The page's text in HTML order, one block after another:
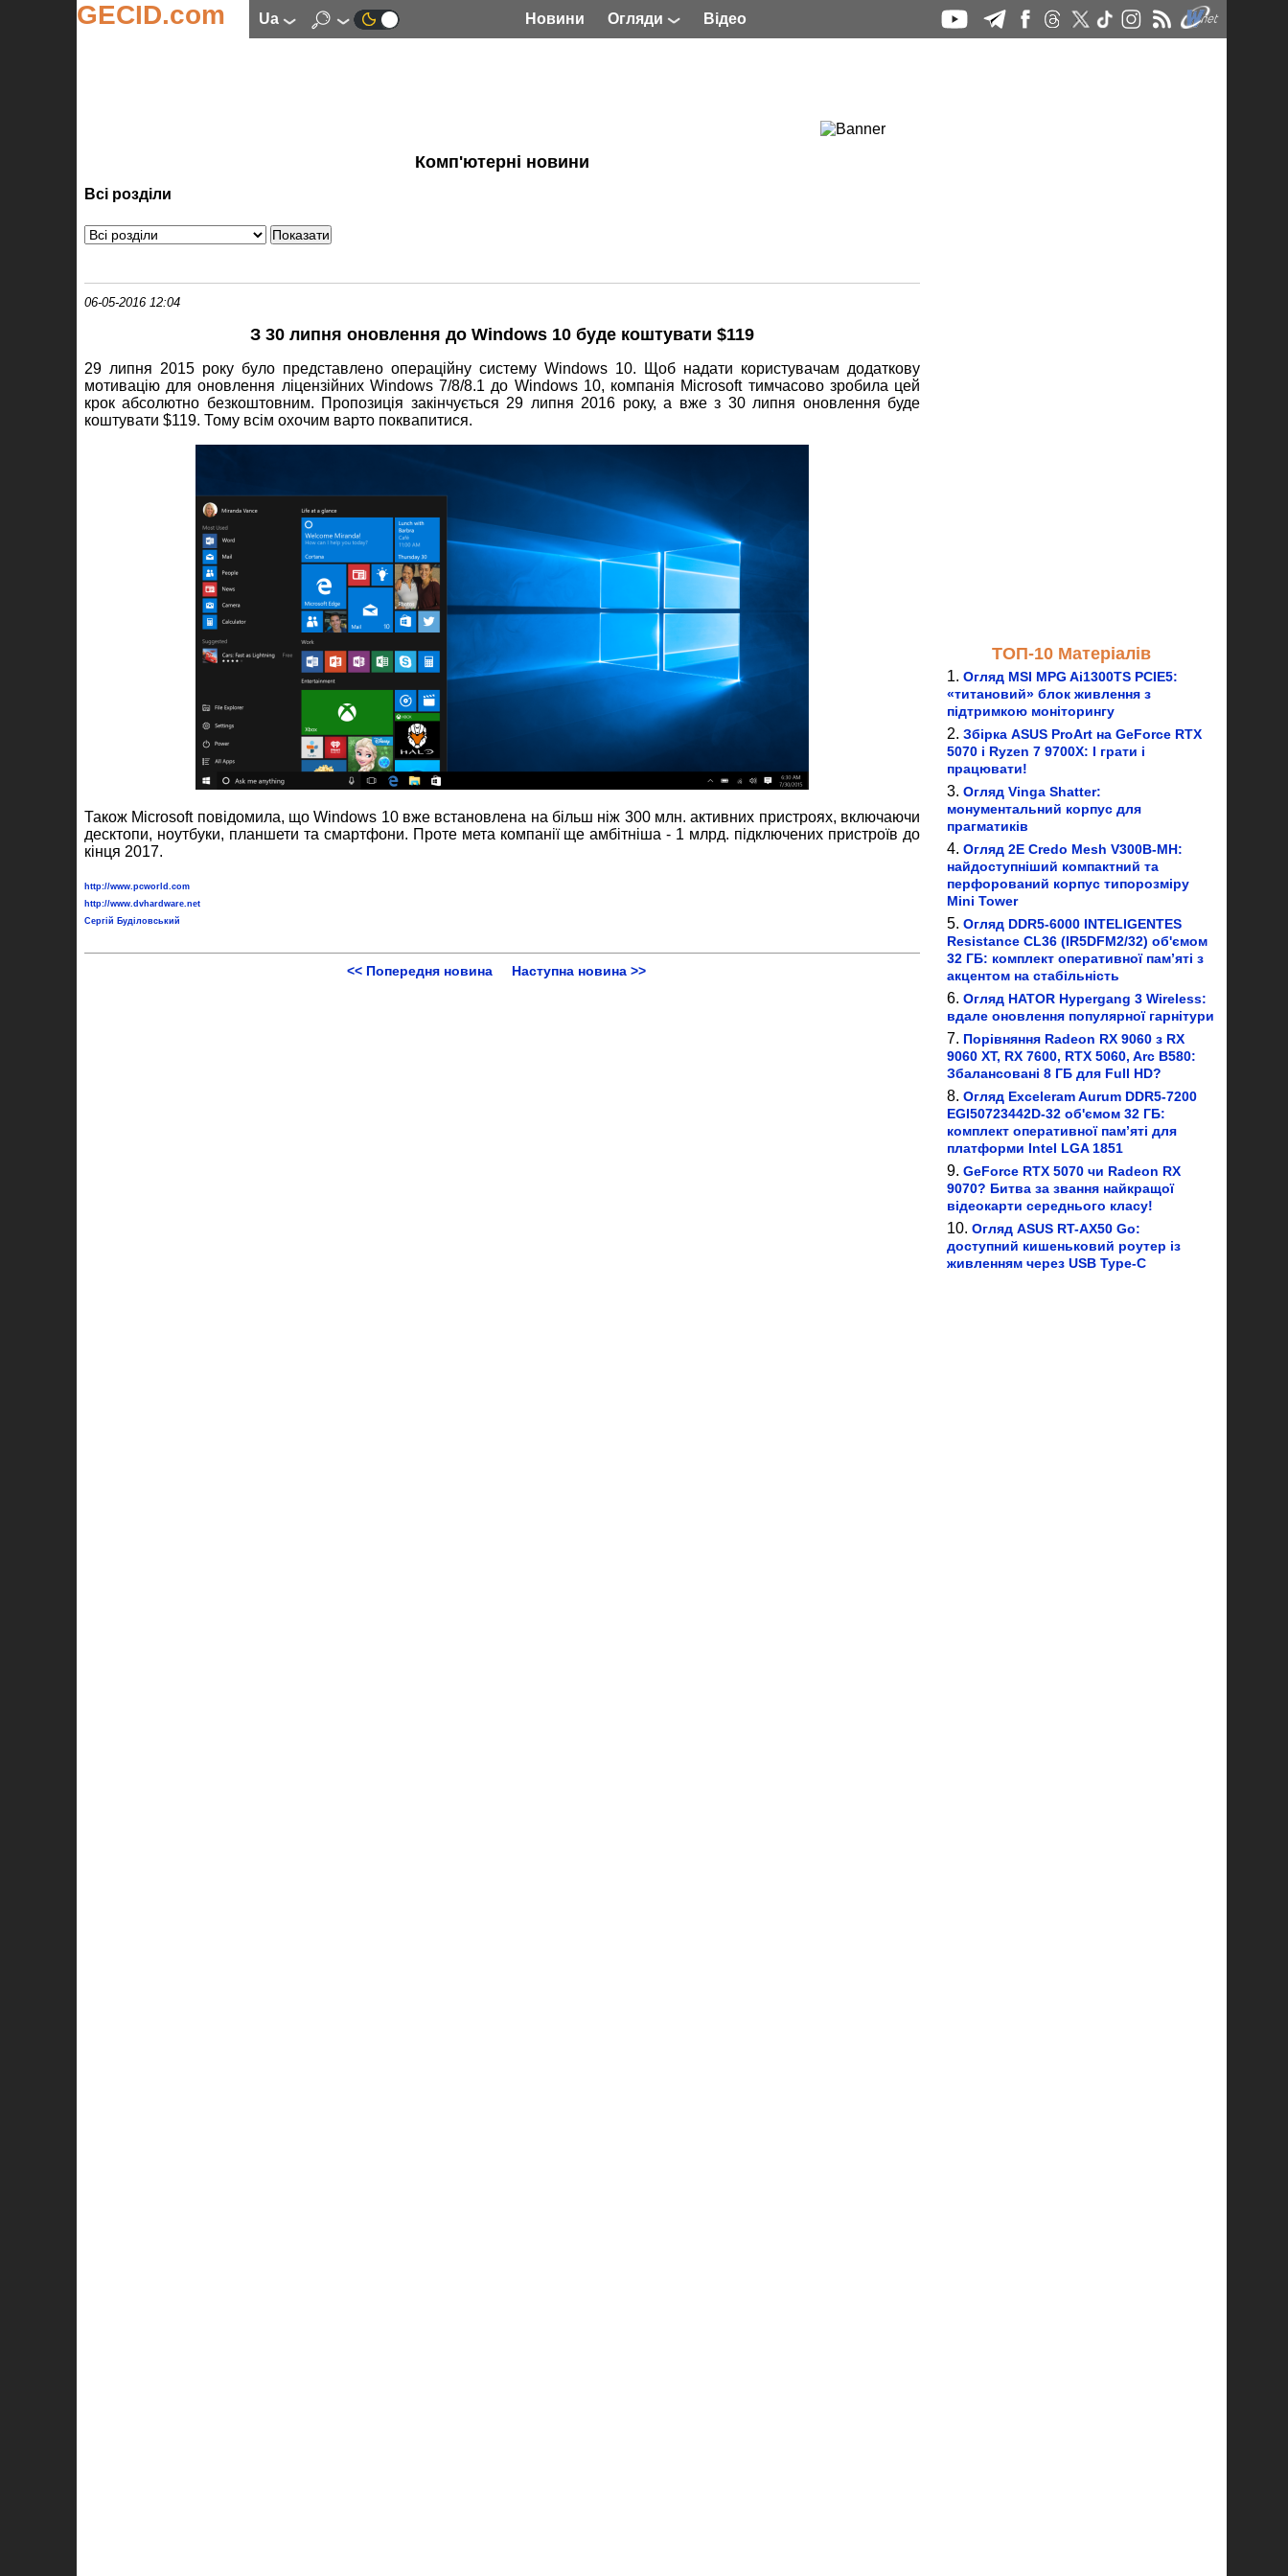
GECID.com ua Новини Огляди Відео
Комп'ютерні новини
Всі розділи
06-05-2016 12:04
З 30 липня оновлення до Windows 10 буде коштувати $119
29 липня 2015 року було представлено операційну систему Windows 10. Щоб надати користувачам додаткову
мотивацію для оновлення ліцензійних Windows 7/8/8.1 до Windows 10, компанія Microsoft тимчасово зробила цей
крок абсолютно безкоштовним. Пропозиція закінчується 29 липня 2016 року, а вже з 30 липня оновлення буде
коштувати $119. Тому всім охочим варто поквапитися.
Також Microsoft повідомила, що Windows 10 вже встановлена на більш ніж 300 млн. активних пристроях, включаючи
десктопи, ноутбуки, планшети та смартфони. Проте мета компанії ще амбітніша - 1 млрд. підключених пристроїв до
кінця 2017.
http://www.pcworld.com
http://www.dvhardware.net
Сергій Буділовський
<< Попередня новина Наступна новина >>
ТОП-10 Матеріалів
Огляд MSI MPG Ai1300TS PCIE5:
«титановий» блок живлення з
підтримкою моніторингу
Збірка ASUS ProArt на GeForce RTX
5070 і Ryzen 7 9700X: І грати і
працювати!
Огляд Vinga Shatter:
монументальний корпус для
прагматиків
Огляд 2E Credo Mesh V300B-MH:
найдоступніший компактний та
перфорований корпус типорозміру
Mini Tower
Огляд DDR5-6000 INTELIGENTES
Resistance CL36 (IR5DFM2/32) об'ємом
32 ГБ: комплект оперативної пам’яті з
акцентом на стабільність
Огляд HATOR Hypergang 3 Wireless:
вдале оновлення популярної гарнітури
Порівняння Radeon RX 9060 з RX
9060 XT, RX 7600, RTX 5060, Arc B580:
Збалансовані 8 ГБ для Full HD?
Огляд Exceleram Aurum DDR5-7200
EGI50723442D-32 об'ємом 32 ГБ:
комплект оперативної пам’яті для
платформи Intel LGA 1851
GeForce RTX 5070 чи Radeon RX
9070? Битва за звання найкращої
відеокарти середнього класу!
Огляд ASUS RT-AX50 Go:
доступний кишеньковий роутер із
живленням через USB Type-C